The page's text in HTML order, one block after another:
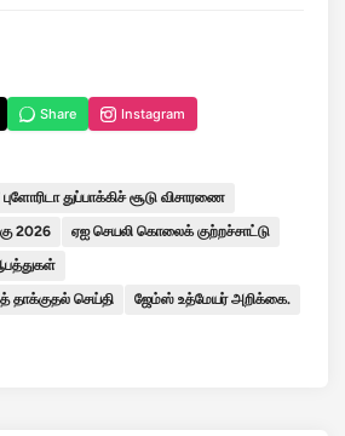
Share Instagram
துப்பாக்கிச் சூடு விசாரணை
2026
ஏஐ செயலி கொலைக் குற்றச்சாட்டு
தாக்குதல் செய்தி
ஜேம்ஸ் உத்மேயர் அறிக்கை.